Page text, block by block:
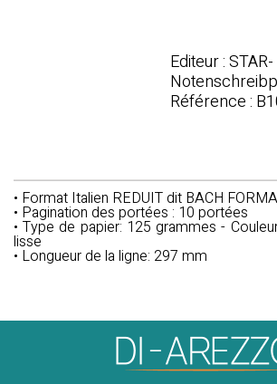
Editeur : STAR-
Référence :
• Format Italien REDUIT dit BACH
• Pagination des portées : 10 portées
• Type de papier: 125 grammes -
lisse
• Longueur de la ligne: 297 mm